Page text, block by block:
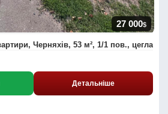
27 000$
Черняхів, 53 м², 1/1 пов., цегла
Детальніше